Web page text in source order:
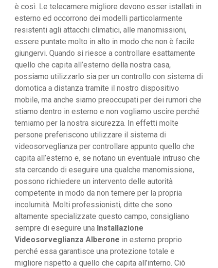
è così. Le telecamere migliore devono esser istallati in
esterno ed occorrono dei modelli particolarmente
resistenti agli attacchi climatici, alle manomissioni,
essere puntate molto in alto in modo che non è facile
giungervi. Quando si riesce a controllare esattamente
quello che capita all’esterno della nostra casa,
possiamo utilizzarlo sia per un controllo con sistema di
domotica a distanza tramite il nostro dispositivo
mobile, ma anche siamo preoccupati per dei rumori che
stiamo dentro in esterno e non vogliamo uscire perché
temiamo per la nostra sicurezza. In effetti molte
persone preferiscono utilizzare il sistema di
videosorveglianza per controllare appunto quello che
capita all’esterno e, se notano un eventuale intruso che
sta cercando di eseguire una qualche manomissione,
possono richiedere un intervento delle autorità
competente in modo da non temere per la propria
incolumità. Molti professionisti, ditte che sono
altamente specializzate questo campo, consigliano
sempre di eseguire una Installazione
Videosorveglianza Alberone in esterno proprio
perché essa garantisce una protezione totale e
migliore rispetto a quello che capita all’interno. Ciò